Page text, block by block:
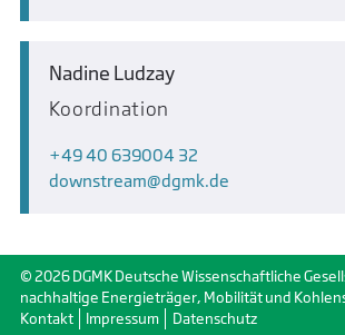
Nadine Ludzay
Koordination
+49 40 639004 32
downstream
dgmk.de
© 2026 DGMK Deutsche Wissenschaftliche
nachhaltige Energieträger, Mobilität und
Kontakt
Impressum Datenschutz